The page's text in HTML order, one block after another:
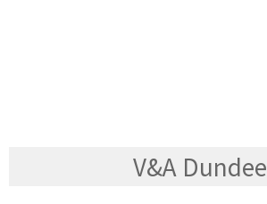
V&A Dundee